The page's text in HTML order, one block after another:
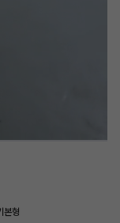
본형